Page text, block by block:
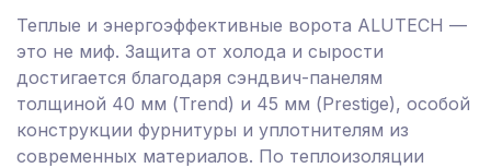
Теплые и энергоэффективные ворота ALUTECH —
это не миф. Защита от холода и сырости
достигается благодаря сэндвич-панелям
толщиной 40 мм (Trend) и 45 мм (Prestige), особой
конструкции фурнитуры и уплотнителям из
современных материалов. По теплоизоляции